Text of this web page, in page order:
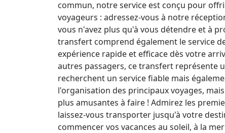
commun, notre service est conçu pour
voyageurs : adressez-vous à notre
vous n'avez plus qu'à vous détendre et à
transfert comprend également le service
expérience rapide et efficace dès votre
autres passagers, ce transfert représente
recherchent un service fiable mais
l'organisation des principaux voyages,
plus amusantes à faire ! Admirez les
laissez-vous transporter jusqu'à votre
commencer vos vacances au soleil, à la